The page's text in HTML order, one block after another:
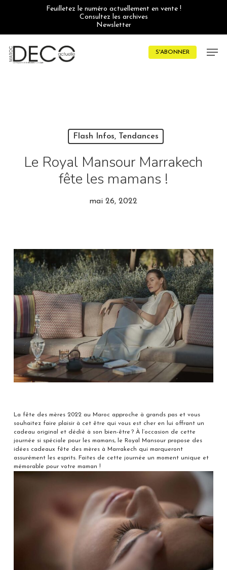
Feuilletez le numéro actuellement en vente !
Consultez les archives
Newsletter
S'ABONNER
Flash Infos, Tendances
Le Royal Mansour Marrakech
fête les mamans !
mai 26, 2022
La fête des mères 2022 au Maroc approche à grands pas et vous
souhaitez faire plaisir à cet être qui vous est cher en lui offrant un
cadeau original et dédié à son bien-être ? À l’occasion de cette
journée si spéciale pour les mamans, le Royal Mansour propose des
idées cadeaux fête des mères à Marrakech qui marqueront
assurément les esprits. Faites de cette journée un moment unique et
mémorable pour votre maman !